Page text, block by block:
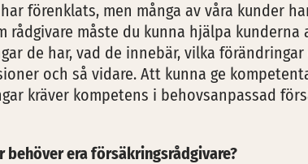
förenklats, men många av våra kunder
rådgivare måste du kunna hjälpa kunderna
de har, vad de innebär, vilka förändringar
och så vidare. Att kunna ge
kräver kompetens i behovsanpassad
era försäkringsrådgivare?